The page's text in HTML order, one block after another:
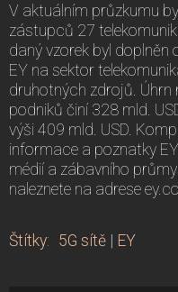
V aktuálním průzkumu
zástupců 27
daný vzorek byl doplněn
EY na sektor
druhotných zdrojů.
podniků činí 328 mld.
výši 409 mld. USD.
informace a poznatky
médií a zábavního
naleznete na adrese
Štítky: 5G sítě | EY